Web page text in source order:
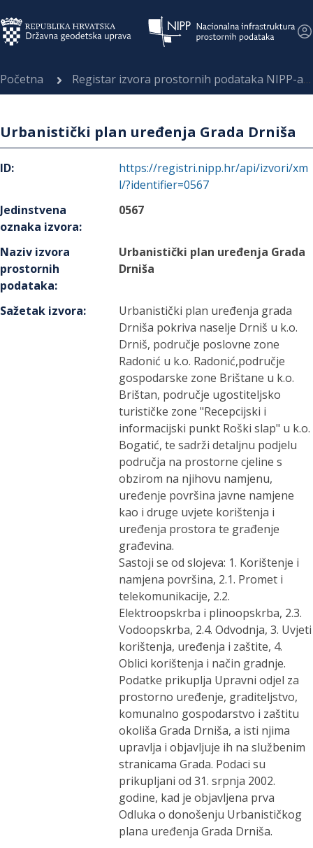
Početna Registar izvora prostornih podataka NIPP-a
Urbanistički plan uređenja Grada Drniša
ID:
https://registri.nipp.hr/api/izvori/xm
l/?identifier=0567
Jedinstvena
oznaka izvora:
0567
Naziv izvora
prostornih
podataka:
Urbanistički plan uređenja Grada
Drniša
Sažetak izvora:
Urbanistički plan uređenja grada
Drniša pokriva naselje Drniš u k.o.
Drniš, područje poslovne zone
Radonić u k.o. Radonić,područje
gospodarske zone Brištane u k.o.
Brištan, područje ugostiteljsko
turističke zone "Recepcijski i
informacijski punkt Roški slap" u k.o.
Bogatić, te sadrži detaljnu podjelu
područja na prostorne cjeline s
obzirom na njihovu namjenu,
uređenje površina javne namjene
kao i druge uvjete korištenja i
uređenja prostora te građenje
građevina.
Sastoji se od slojeva: 1. Korištenje i
namjena površina, 2.1. Promet i
telekomunikacije, 2.2.
Elektroopskrba i plinoopskrba, 2.3.
Vodoopskrba, 2.4. Odvodnja, 3. Uvjeti
korištenja, uređenja i zaštite, 4.
Oblici korištenja i način gradnje.
Podatke prikuplja Upravni odjel za
prostorno uređenje, graditeljstvo,
komunalno gospodarstvo i zaštitu
okoliša Grada Drniša, a isti njima
upravlja i objavljuje ih na službenim
stranicama Grada. Podaci su
prikupljani od 31. srpnja 2002.
godine, kad je objavljena prva
Odluka o donošenju Urbanističkog
plana uređenja Grada Drniša.